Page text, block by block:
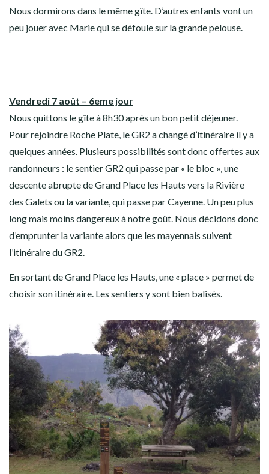
Nous dormirons dans le même gîte. D’autres enfants vont un
peu jouer avec Marie qui se défoule sur la grande pelouse.
Vendredi 7 août – 6eme jour
Nous quittons le gîte à 8h30 après un bon petit déjeuner.
Pour rejoindre Roche Plate, le GR2 a changé d’itinéraire il y a
quelques années. Plusieurs possibilités sont donc offertes aux
randonneurs : le sentier GR2 qui passe par « le bloc », une
descente abrupte de Grand Place les Hauts vers la Rivière
des Galets ou la variante, qui passe par Cayenne. Un peu plus
long mais moins dangereux à notre goût. Nous décidons donc
d’emprunter la variante alors que les mayennais suivent
l’itinéraire du GR2.
En sortant de Grand Place les Hauts, une « place » permet de
choisir son itinéraire. Les sentiers y sont bien balisés.